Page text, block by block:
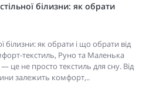
білизни: як обрати
білизни: як обрати і що обрати від
текстиль, Руно та Маленька
це не просто текстиль для сну. Від
залежить комфорт,..